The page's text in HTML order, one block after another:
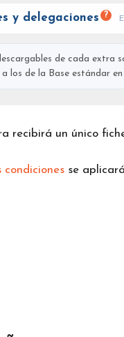
y delegaciones ?
de cada extra
a los de la Base estándar
recibirá un único
condiciones se